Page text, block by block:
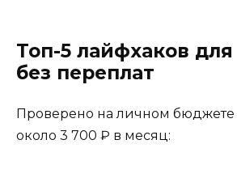
Топ-5 лайфхаков
без переплат
Проверено на личном бюджете
около 3 700 ₽ в месяц: